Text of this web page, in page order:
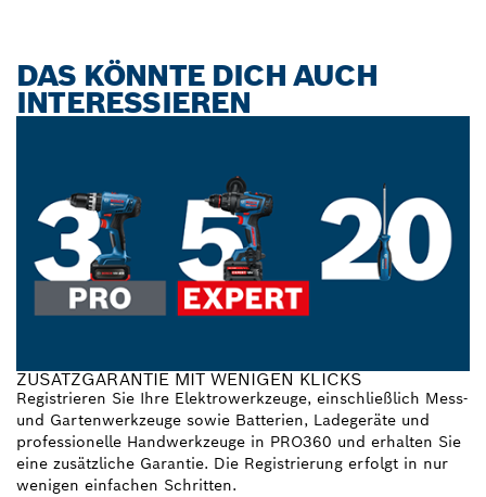
DAS KÖNNTE DICH AUCH
INTERESSIEREN
ZUSATZGARANTIE MIT WENIGEN KLICKS
Registrieren Sie Ihre Elektrowerkzeuge, einschließlich Mess-
und Gartenwerkzeuge sowie Batterien, Ladegeräte und
professionelle Handwerkzeuge in PRO360 und erhalten Sie
eine zusätzliche Garantie. Die Registrierung erfolgt in nur
wenigen einfachen Schritten.